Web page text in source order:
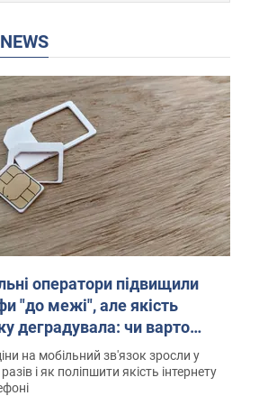
NEWS
оператори підвищили
"до межі", але якість
деградувала: чи варто
на ціни
на мобільний зв'язок зросли у
і як поліпшити якість інтернету